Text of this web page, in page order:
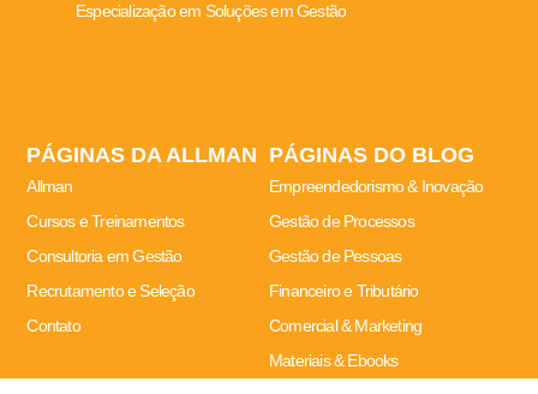
Especialização em Soluções em Gestão
PÁGINAS DA ALLMAN
Allman
Cursos e Treinamentos
Consultoria em Gestão
Recrutamento e Seleção
Contato
PÁGINAS DO BLOG
Empreendedorismo & Inovação
Gestão de Processos
Gestão de Pessoas
Financeiro e Tributário
Comercial & Marketing
Materiais & Ebooks